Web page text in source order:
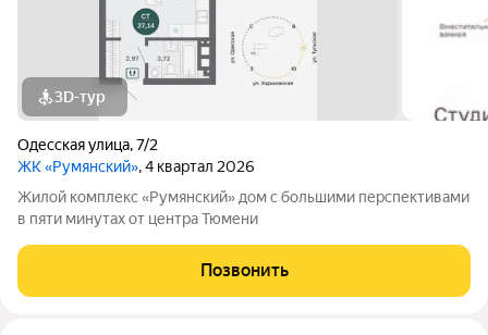
3D-тур
Одесская улица,7/2
ЖК «Румянский», 4 квартал 2026
Жилой комплекс «Румянский» дом с большими перспективами
в пяти минутах от центра Тюмени
Позвонить